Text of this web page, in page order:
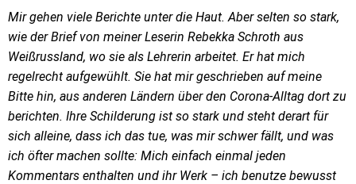
Mir gehen viele Berichte unter die Haut. Aber selten so stark,
wie der Brief von meiner Leserin Rebekka Schroth aus
Weißrussland, wo sie als Lehrerin arbeitet. Er hat mich
regelrecht aufgewühlt. Sie hat mir geschrieben auf meine
Bitte hin, aus anderen Ländern über den Corona-Alltag dort zu
berichten. Ihre Schilderung ist so stark und steht derart für
sich alleine, dass ich das tue, was mir schwer fällt, und was
ich öfter machen sollte: Mich einfach einmal jeden
Kommentars enthalten und ihr Werk – ich benutze bewusst